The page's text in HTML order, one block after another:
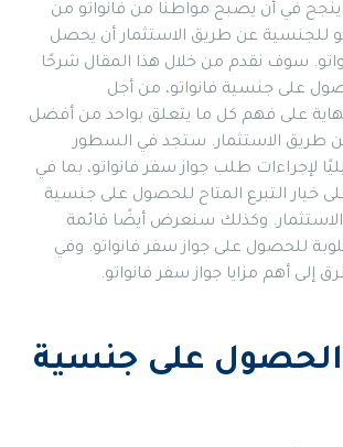
في أن يصبح مواطنًا من فانواتو من
للجنسية عن طريق الاستثمار أن يحصل
سوف نقدم من خلال هذا المقال شرحًا
على جنسية فانواتو، من أجل
على فهم كل ما يتعلق بواحد من أفضل
طريق الاستثمار. ستجد في السطور
لإجراءات طلب جواز سفر فانواتو، بما في
خيار التبرع المتاح للحصول على جنسية
الاستثمار. وكذلك سنعرض أيضًا قائمة
للحصول على جواز سفر فانواتو. وفي
إلى أهم مزايا جواز سفر فانواتو.
على جنسية